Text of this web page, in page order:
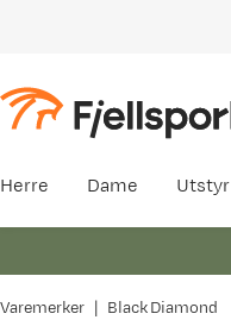
Herre Dame Utstyr
Varemerker Black Diamond